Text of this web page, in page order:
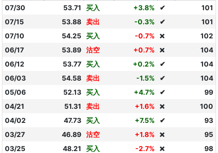
07/30 53.71 买入 +3.8% ✔
101
07/15
53.88 卖出 -0.3% ✔
101
07/10
54.25 买入 -0.7% ❌
102
06/17
53.89 沽空 +0.7% ❌
104
06/12
53.77 买入 +0.2% ✔
104
06/03
54.58 卖出 -1.5% ✔
104
05/06
52.13 买入 +4.7% ✔
99
04/21
51.31 卖出 +1.6% ❌
100
04/02
47.73 买入 +7.5% ✔
93
03/27
46.89 沽空 +1.8% ❌
95
03/25
48.21 买入 -2.7% ❌
98